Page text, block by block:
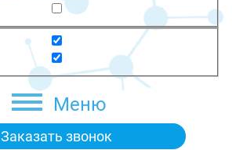
Меню
Заказать звонок